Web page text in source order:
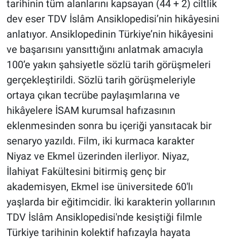
tarihinin tüm alanlarını kapsayan (44 + 2) ciltlik
dev eser TDV İslâm Ansiklopedisi’nin hikâyesini
anlatıyor. Ansiklopedinin Türkiye’nin hikâyesini
ve başarısını yansıttığını anlatmak amacıyla
100’e yakın şahsiyetle sözlü tarih görüşmeleri
gerçekleştirildi. Sözlü tarih görüşmeleriyle
ortaya çıkan tecrübe paylaşımlarına ve
hikâyelere İSAM kurumsal hafızasının
eklenmesinden sonra bu içeriği yansıtacak bir
senaryo yazıldı. Film, iki kurmaca karakter
Niyaz ve Ekmel üzerinden ilerliyor. Niyaz,
İlahiyat Fakültesini bitirmiş genç bir
akademisyen, Ekmel ise üniversitede 60'lı
yaşlarda bir eğitimcidir. İki karakterin yollarının
TDV İslâm Ansiklopedisi'nde kesiştiği filmle
Türkiye tarihinin kolektif hafızayla hayata